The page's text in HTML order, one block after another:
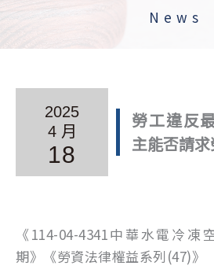
News
2025
4 月
18
勞工違反
主能否請
《114-04-4341中華水電冷凍
期》《勞資法律權益系列(47)》